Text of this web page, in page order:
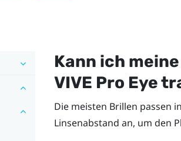
Kann ich
VIVE Pro Eye
Die meisten Brillen passen
Linsenabstand an, um den